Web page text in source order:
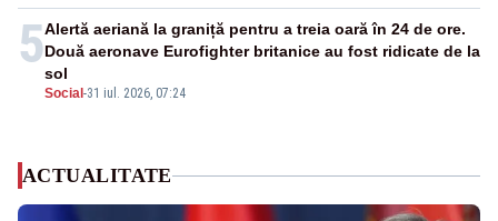
5
Social -31 iul. 2026, 07:24
Alertă aeriană la graniță pentru a treia oară în 24 de ore.
Două aeronave Eurofighter britanice au fost ridicate de la
sol
ACTUALITATE